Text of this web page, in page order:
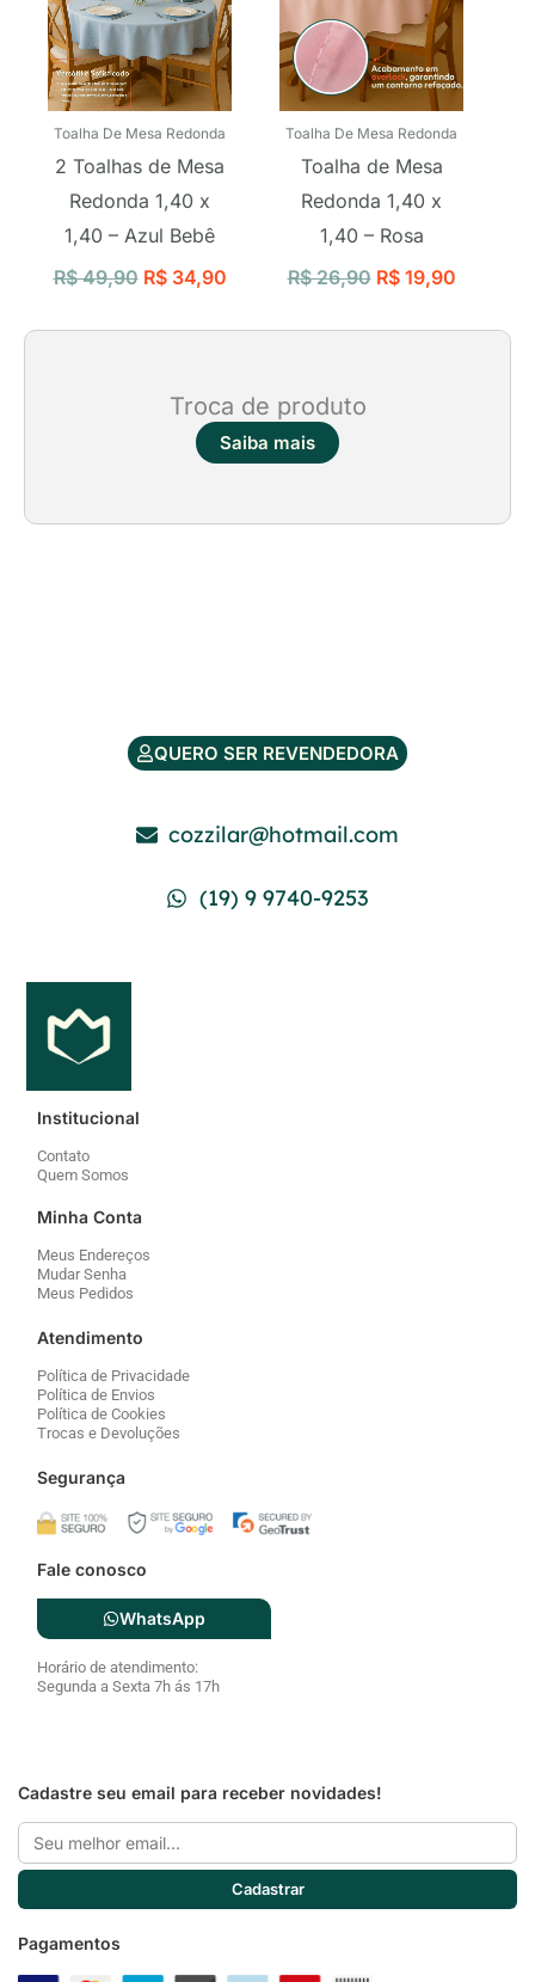
Toalha De Mesa Redonda
2 Toalhas de Mesa
Redonda 1,40 x
1,40 – Azul Bebê
R$49,90 R$34,90
Toalha De Mesa Redonda
Toalha de Mesa
Redonda 1,40 x
1,40 – Rosa
R$26,90 R$19,90
Troca de produto
Saiba mais
(19) 9 9740-9253
Contato
Quem Somos
Minha Conta
Meus Endereços
Mudar Senha
Atendimento
Política de Privacidade
Política de Envios
Política de Cookies
Trocas e Devoluções
Segurança
Fale conosco
WhatsApp
Horário de atendimento:
Segunda a Sexta 7h ás 17h
Cadastre seu email para receber novidades!
Email
Pagamentos
c
e
o
s
t